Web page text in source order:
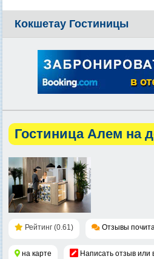
Кокшетау Гостиницы
Гостиница Алем на
Рейтинг (0.61) Отзывы
на карте Написать отзыв или